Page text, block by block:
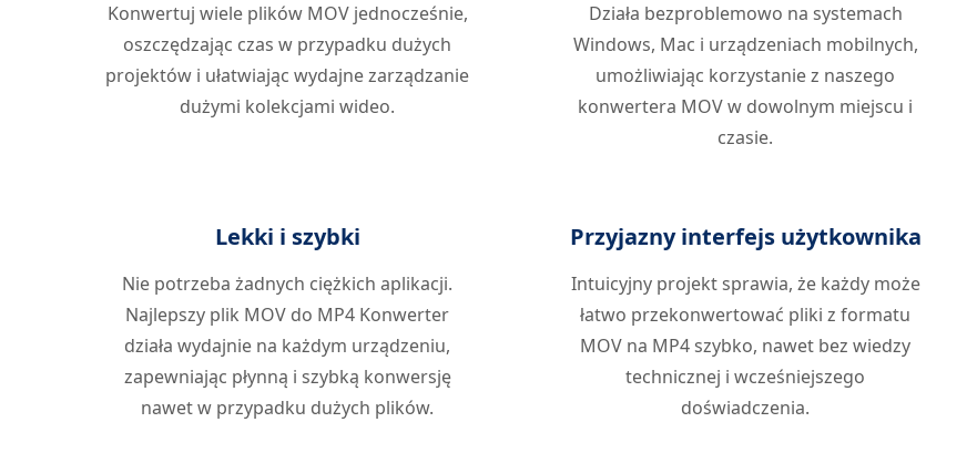
Konwertuj wiele plików MOV jednocześnie,
oszczędzając czas w przypadku dużych
projektów i ułatwiając wydajne zarządzanie
dużymi kolekcjami wideo.
Działa bezproblemowo na systemach
Windows, Mac i urządzeniach mobilnych,
umożliwiając korzystanie z naszego
konwertera MOV w dowolnym miejscu i
czasie.
Lekki i szybki
Nie potrzeba żadnych ciężkich aplikacji.
Najlepszy plik MOV do MP4 Konwerter
działa wydajnie na każdym urządzeniu,
zapewniając płynną i szybką konwersję
nawet w przypadku dużych plików.
Przyjazny interfejs użytkownika
Intuicyjny projekt sprawia, że ​​każdy może
łatwo przekonwertować pliki z formatu
MOV na MP4 szybko, nawet bez wiedzy
technicznej i wcześniejszego
doświadczenia.